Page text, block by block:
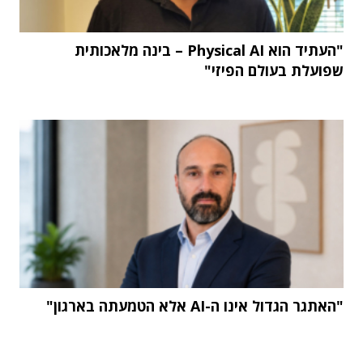
"העתיד הוא Physical AI – בינה מלאכותית
שפועלת בעולם הפיזי"
"האתגר הגדול אינו ה-AI אלא הטמעתה בארגון"